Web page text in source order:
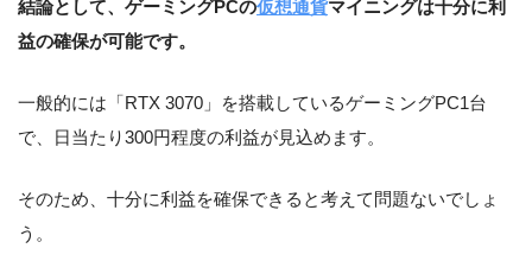
結論として、ゲーミングPCの仮想通貨マイニングは十分に利
益の確保が可能です。
一般的には「RTX 3070」を搭載しているゲーミングPC1台
で、日当たり300円程度の利益が見込めます。
そのため、十分に利益を確保できると考えて問題ないでしょ
う。